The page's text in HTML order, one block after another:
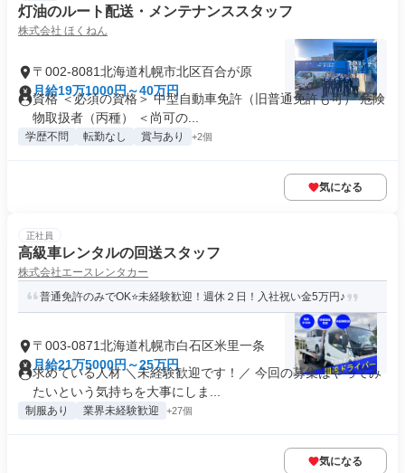
灯油のルート配送・メンテナンススタッフ
株式会社 ほくねん
〒002-8081北海道札幌市北区百合が原
月給19万1000円～40万円
資格 ＜必須の資格＞ 中型自動車免許（旧普通免許も可） 危険
物取扱者（丙種） ＜尚可の...
学歴不問 転勤なし 賞与あり +2個
気になる
正社員
高級車レンタルの回送スタッフ
株式会社エースレンタカー
普通免許のみでOK⭐未経験歓迎！週休２日！入社祝い金5万円♪
〒003-0871北海道札幌市白石区米里一条
月給21万5000円～25万円
求めている人材 ＼未経験歓迎です！／ 今回の募集はやってみ
たいという気持ちを大事にしま...
制服あり 業界未経験歓迎 +27個
気になる